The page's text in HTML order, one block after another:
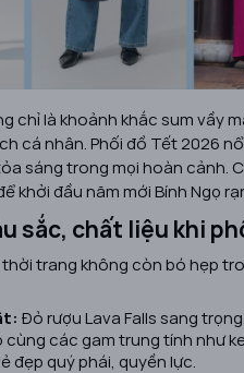
chỉ là khoảnh khắc sum vầy
cá nhân. Phối đồ Tết 2026
sáng trong mọi hoàn cảnh.
khởi đầu năm mới Bính Ngọ
sắc, chất liệu khi
trang không còn bó hẹp
Đỏ rượu Lava Falls sang
các gam trung tính như
đẹp quý phái, quyền lực.